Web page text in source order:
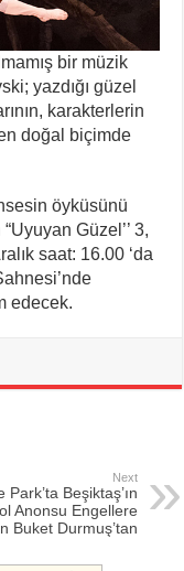
bir müzik
yazdığı güzel
karakterlerin
doğal biçimde
öyküsünü
Güzel’’ 3,
saat: 16.00 ‘da
edecek.
Next
Park’ta Beşiktaş’ın
Anonsu Engellere
Buket Durmuş’tan